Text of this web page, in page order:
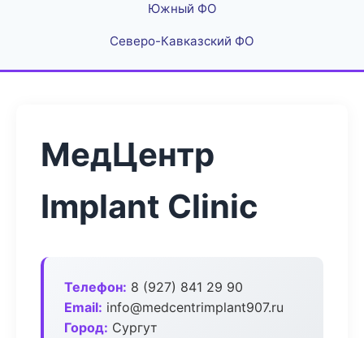
Южный ФО
Северо-Кавказский ФО
МедЦентр
Implant Clinic
Телефон: 8 (927) 841 29 90
Email: info@medcentrimplant907.ru
Город: Сургут